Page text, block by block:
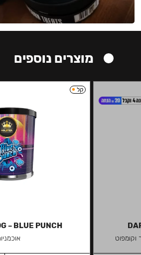
מוצרים נוספים
וקומפוט
קל
– BLUE PUNCH